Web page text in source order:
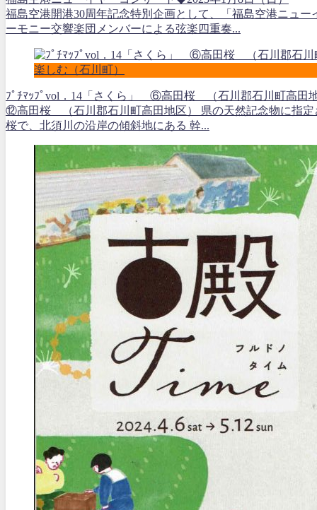
福島空港開港30周年記念特別企画として、「福島空港ニュ
ーモニー交響楽団メンバーによる弦楽四重奏...
楽しむ（石川町）
ﾌﾟﾁﾏｯﾌﾟvol．14「さくら」 ⑥高田桜 （石川郡石川町高田
⑫高田桜 （石川郡石川町高田地区） 県の天然記念物に指定
桜で、北須川の沿岸の傾斜地にある 幹...